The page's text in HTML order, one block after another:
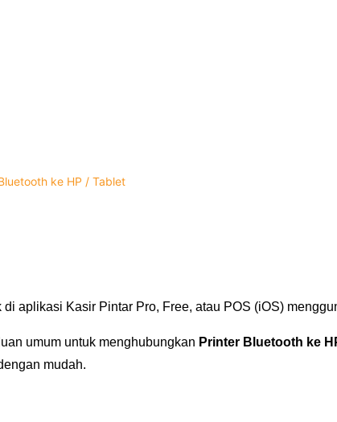
ke HP / Tablet
aplikasi Kasir Pintar Pro, Free, atau POS (iOS)
umum untuk menghubungkan Printer Bluetooth ke
mudah.